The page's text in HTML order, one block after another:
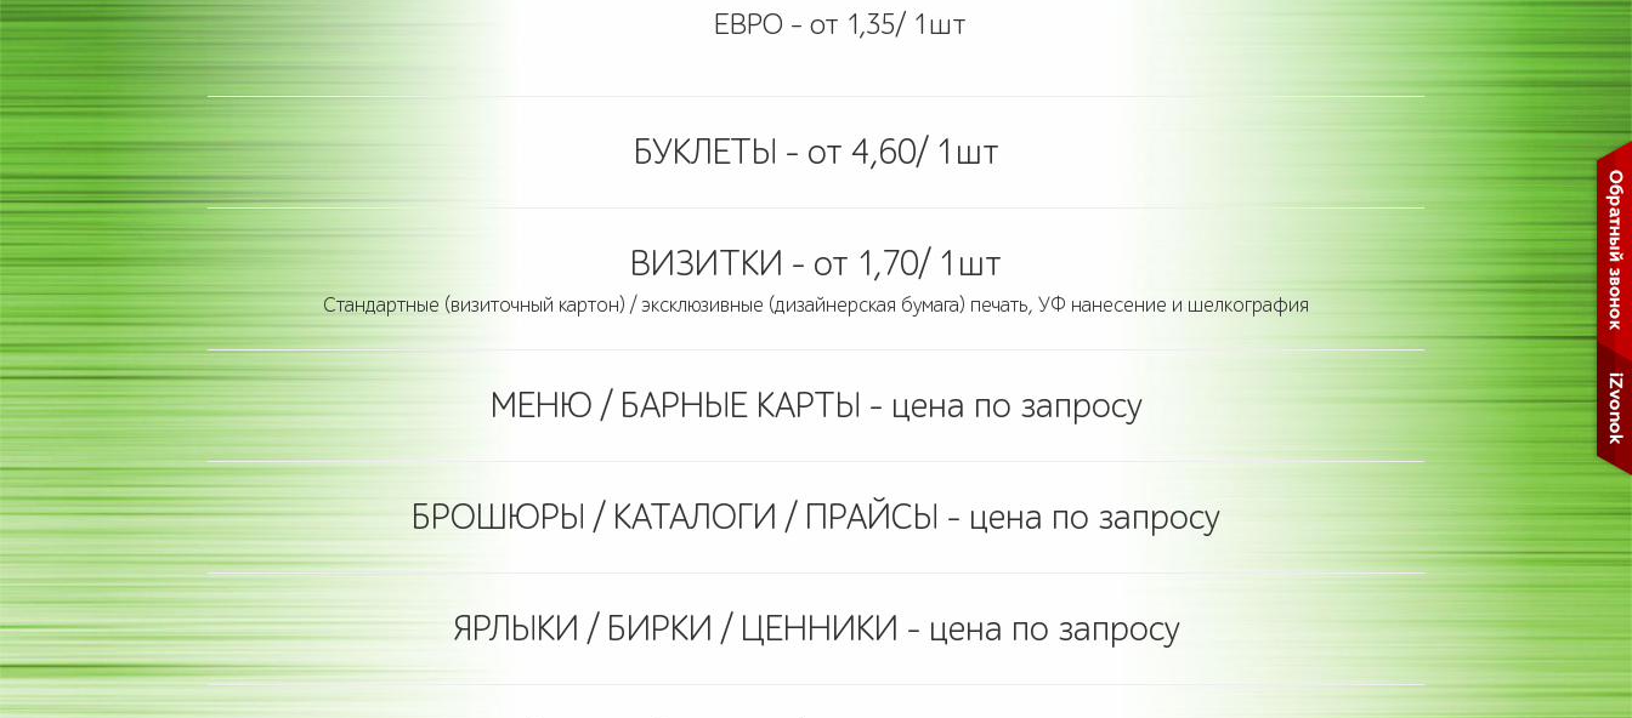
ЕВРО - от 1,35/ 1шт
БУКЛЕТЫ - от 4,60/ 1шт
ВИЗИТКИ - от 1,70/ 1шт
Стандартные (визиточный картон) / эксклюзивные (дизайнерская бумага) печать, УФ нанесение и шелкография
МЕНЮ / БАРНЫЕ КАРТЫ - цена по запросу
БРОШЮРЫ / КАТАЛОГИ / ПРАЙСЫ - цена по запросу
ЯРЛЫКИ / БИРКИ / ЦЕННИКИ - цена по запросу